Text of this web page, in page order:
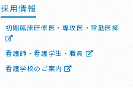
採用情報
初期臨床研修医・専攻医・常勤医師
看護師・看護学生・職員
看護学校のご案内